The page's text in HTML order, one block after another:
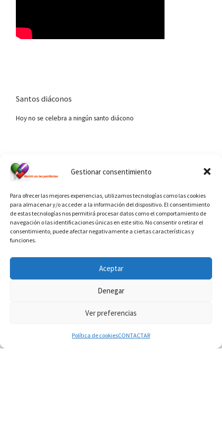
Gestionar consentimiento
Para ofrecer las mejores experiencias, utilizamos tecnologías como las cookies
para almacenar y/o acceder a la información del dispositivo. El consentimiento
de estas tecnologías nos permitirá procesar datos como el comportamiento de
navegación o las identificaciones únicas en este sitio. No consentir o retirar el
consentimiento, puede afectar negativamente a ciertas características y
funciones.
Aceptar
Denegar
Ver preferencias
Política de cookiesCONTACTAR
Santos diáconos
Hoy no se celebra a ningún santo diácono
Diaconado permanente– Todos los derechos reservados
WP